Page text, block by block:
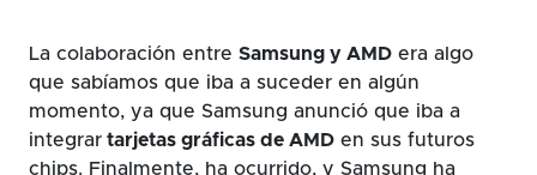
La colaboración entre Samsung y AMD era algo
que sabíamos que iba a suceder en algún
momento, ya que Samsung anunció que iba a
integrar tarjetas gráficas de AMD en sus futuros
chips. Finalmente, ha ocurrido, y Samsung ha